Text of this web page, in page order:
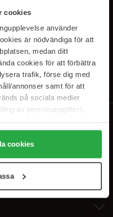
cookies
använder
är nödvändiga för att
medan ditt
cookies för att förbättra
trafik, förse dig med
annonser samt för att
på sociala medier
av personuppgifter).
cookies" accepterar du
"Detaljer" kan anpassa
kan när som helst återkalla
cookies
VÅRA
du vårIntegritetspolicy.